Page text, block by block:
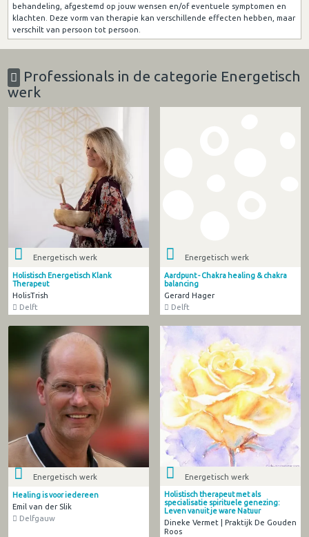
behandeling, afgestemd op jouw wensen en/of eventuele symptomen en
klachten. Deze vorm van therapie kan verschillende effecten hebben, maar
verschilt van persoon tot persoon.
Professionals in de categorie Energetisch
werk
Energetisch werk
Holistisch Energetisch Klank
Therapeut
HolisTrish
Delft
Energetisch werk
Aardpunt - Chakra healing & chakra
balancing
Gerard Hager
Delft
Energetisch werk
Healing is voor iedereen
Emil van der Slik
Delfgauw
Energetisch werk
Holistisch therapeut met als
specialisatie spirituele genezing:
Leven vanuit je ware Natuur
Dineke Vermet | Praktijk De Gouden
Roos